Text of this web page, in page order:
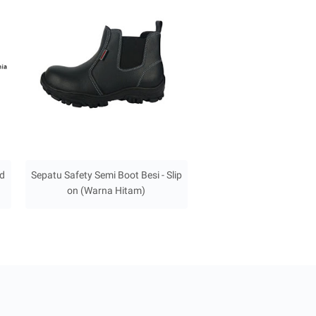
Sepatu Safety Semi Boot Besi - Slip
on (Warna Hitam)